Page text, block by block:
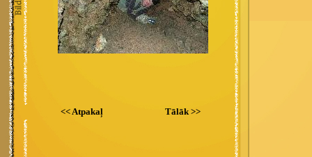
<< Atpakaļ Tālāk >>